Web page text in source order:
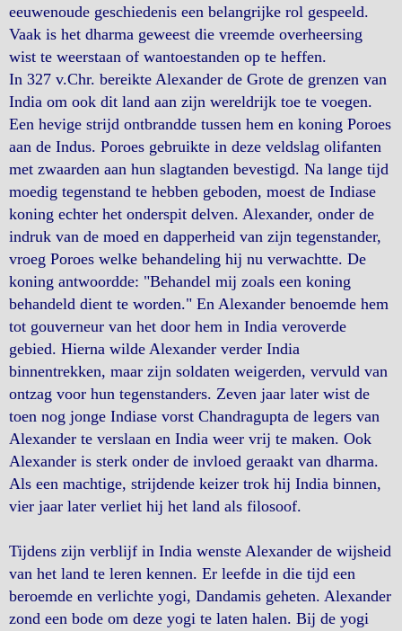
eeuwenoude geschiedenis een belangrijke rol gespeeld.
Vaak is het dharma geweest die vreemde overheersing
wist te weerstaan of wantoestanden op te heffen.
In 327 v.Chr. bereikte Alexander de Grote de grenzen van
India om ook dit land aan zijn wereldrijk toe te voegen.
Een hevige strijd ontbrandde tussen hem en koning Poroes
aan de Indus. Poroes gebruikte in deze veldslag olifanten
met zwaarden aan hun slagtanden bevestigd. Na lange tijd
moedig tegenstand te hebben geboden, moest de Indiase
koning echter het onderspit delven. Alexander, onder de
indruk van de moed en dapperheid van zijn tegenstander,
vroeg Poroes welke behandeling hij nu verwachtte. De
koning antwoordde: "Behandel mij zoals een koning
behandeld dient te worden." En Alexander benoemde hem
tot gouverneur van het door hem in India veroverde
gebied. Hierna wilde Alexander verder India
binnentrekken, maar zijn soldaten weigerden, vervuld van
ontzag voor hun tegenstanders. Zeven jaar later wist de
toen nog jonge Indiase vorst Chandragupta de legers van
Alexander te verslaan en India weer vrij te maken. Ook
Alexander is sterk onder de invloed geraakt van dharma.
Als een machtige, strijdende keizer trok hij India binnen,
vier jaar later verliet hij het land als filosoof.
Tijdens zijn verblijf in India wenste Alexander de wijsheid
van het land te leren kennen. Er leefde in die tijd een
beroemde en verlichte yogi, Dandamis geheten. Alexander
zond een bode om deze yogi te laten halen. Bij de yogi